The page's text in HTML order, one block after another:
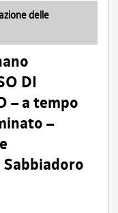
delle
DI
– a tempo
–